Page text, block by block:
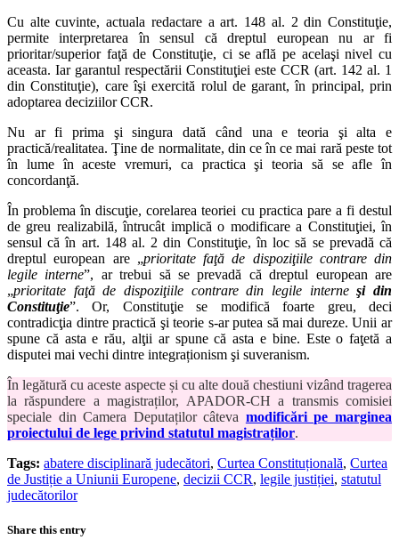
Cu alte cuvinte, actuala redactare a art. 148 al. 2 din Constituţie,
permite interpretarea în sensul că dreptul european nu ar fi
prioritar/superior faţă de Constituţie, ci se află pe acelaşi nivel cu
aceasta. Iar garantul respectării Constituţiei este CCR (art. 142 al. 1
din Constituţie), care îşi exercită rolul de garant, în principal, prin
adoptarea deciziilor CCR.
Nu ar fi prima şi singura dată când una e teoria şi alta e
practică/realitatea. Ţine de normalitate, din ce în ce mai rară peste tot
în lume în aceste vremuri, ca practica şi teoria să se afle în
concordanţă.
În problema în discuţie, corelarea teoriei cu practica pare a fi destul
de greu realizabilă, întrucât implică o modificare a Constituţiei, în
sensul că în art. 148 al. 2 din Constituţie, în loc să se prevadă că
dreptul european are „prioritate faţă de dispoziţiile contrare din
legile interne”, ar trebui să se prevadă că dreptul european are
„prioritate faţă de dispoziţiile contrare din legile interne şi din
Constituţie”. Or, Constituţie se modifică foarte greu, deci
contradicţia dintre practică şi teorie s-ar putea să mai dureze. Unii ar
spune că asta e rău, alţii ar spune că asta e bine. Este o faţetă a
disputei mai vechi dintre integraționism şi suveranism.
În legătură cu aceste aspecte și cu alte două chestiuni vizând tragerea
la răspundere a magistraților, APADOR-CH a transmis comisiei
speciale din Camera Deputaților câteva modificări pe marginea
proiectului de lege privind statutul magistraților.
Tags: abatere disciplinară judecători, Curtea Constituțională, Curtea
de Justiție a Uniunii Europene, decizii CCR, legile justiției, statutul
judecătorilor
Share this entry